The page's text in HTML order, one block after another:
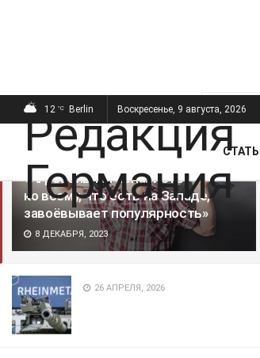
ПОСЛЕДНИЕ
«Агрессивная ненависть
ко всему, что есть на Западе,
завоёвывает популярность»
8 ДЕКАБРЯ, 2023
26 АПРЕЛЯ, 2026
12 °C Berlin Воскресенье, 9 августа, 2026